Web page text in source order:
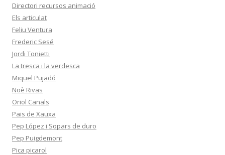
Directori recursos animació
Els articulat
Feliu Ventura
Frederic Sesé
Jordi Tonietti
La tresca i la verdesca
Miquel Pujadó
Noè Rivas
Oriol Canals
Pais de Xauxa
Pep López i Sopars de duro
Pep Puigdemont
Pica picarol